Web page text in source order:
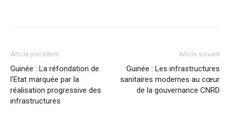
Article précédent
Guinée : La réfondation de
l’Etat marquée par la
réalisation progressive des
infrastructures
Article suivant
Guinée : Les infrastructures
sanitaires modernes au cœur
de la gouvernance CNRD